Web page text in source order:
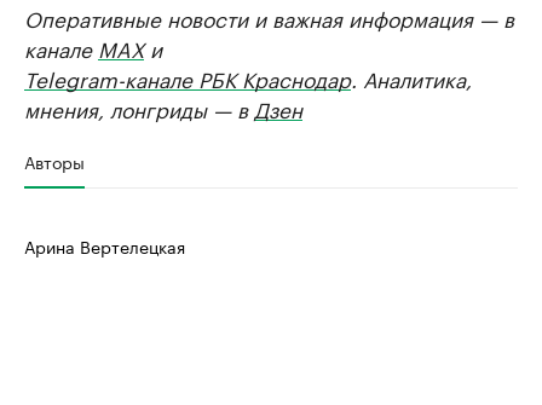
Оперативные новости и важная информация — в
канале MAXи
Telegram-канале РБК Краснодар. Аналитика,
мнения, лонгриды — в Дзен
Авторы
Арина Вертелецкая